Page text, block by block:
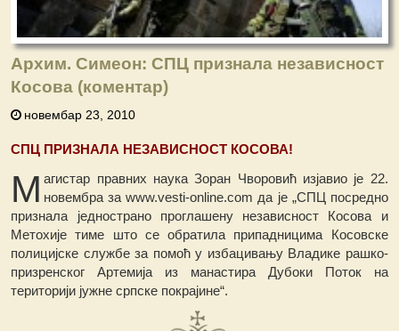
Архим. Симеон: СПЦ признала независност
Косова (коментар)
новембар 23, 2010
СПЦ ПРИЗНАЛА НЕЗАВИСНОСТ КОСОВА!
М агистар правних наука Зоран Чворовић изјавио је 22.
новембра за www.vesti-online.com да је „СПЦ посредно
признала једнострано проглашену независност Косова и
Метохије тиме што се обратила припадницима Косовске
полицијске службе за помоћ у избацивању Владике рашко-
призренског Артемија из манастира Дубоки Поток на
територији јужне српске покрајине“.